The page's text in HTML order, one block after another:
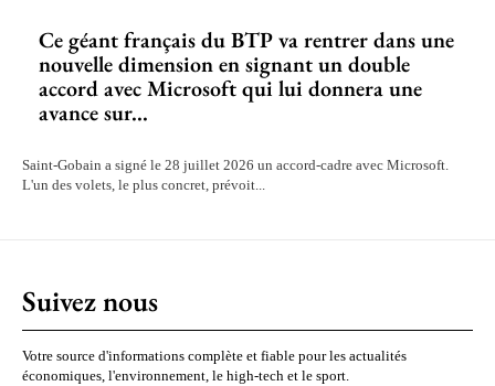
Ce géant français du BTP va rentrer dans une
nouvelle dimension en signant un double
accord avec Microsoft qui lui donnera une
avance sur...
Saint-Gobain a signé le 28 juillet 2026 un accord-cadre avec Microsoft.
L'un des volets, le plus concret, prévoit...
Suivez nous
Votre source d'informations complète et fiable pour les actualités
économiques, l'environnement, le high-tech et le sport.